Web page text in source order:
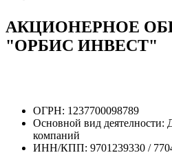
АКЦИОНЕРНОЕ
"ОРБИС ИНВЕСТ"
ОГРН: 1237700098789
Основной вид деятелности:
компаний
ИНН/КПП: 9701239330 /